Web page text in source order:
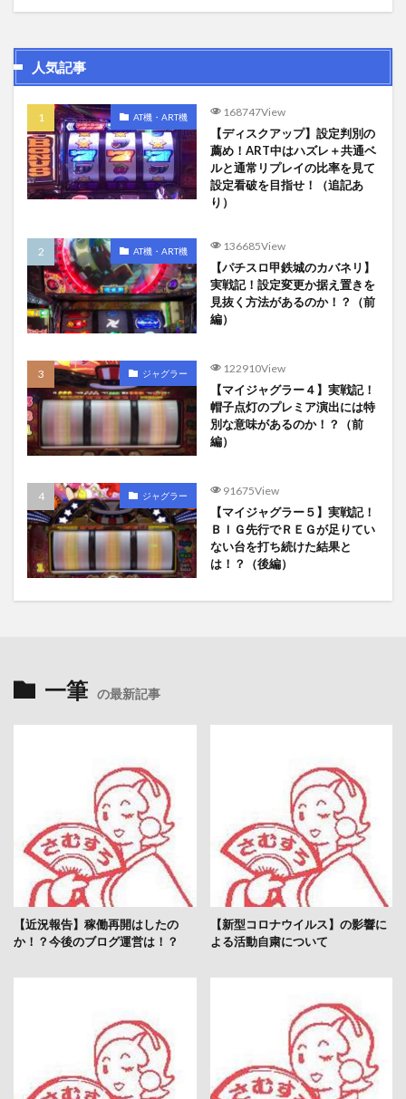
人気記事
AT機・ART機 168747View
【ディスクアップ】設定判別の
薦め！ART中はハズレ＋共通ベ
ルと通常リプレイの比率を見て
設定看破を目指せ！（追記あ
り）
AT機・ART機 136685View
【パチスロ甲鉄城のカバネリ】
実戦記！設定変更か据え置きを
見抜く方法があるのか！？（前
編）
ジャグラー 122910View
【マイジャグラー４】実戦記！
帽子点灯のプレミア演出には特
別な意味があるのか！？（前
編）
ジャグラー 91675View
【マイジャグラー５】実戦記！
ＢＩＧ先行でＲＥＧが足りてい
ない台を打ち続けた結果と
は！？（後編）
一筆 の最新記事
【近況報告】稼働再開はしたの
か！？今後のブログ運営は！？
【新型コロナウイルス】の影響に
よる活動自粛について